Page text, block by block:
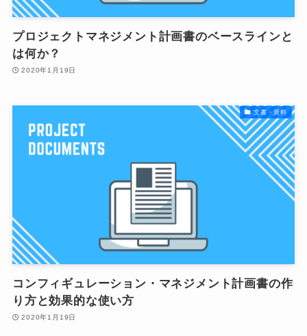
プロジェクトマネジメント計画書のベースラインと
は何か？
2020年1月19日
文書・資料
コンフィギュレーション・マネジメント計画書の作
り方と効果的な使い方
2020年1月19日